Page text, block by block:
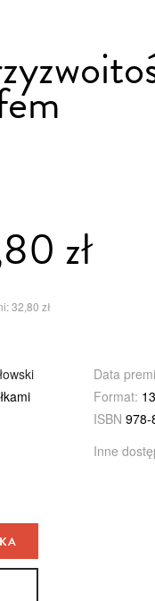
zł
32,80 zł
Data
Format:
ISBN 978-
Inne